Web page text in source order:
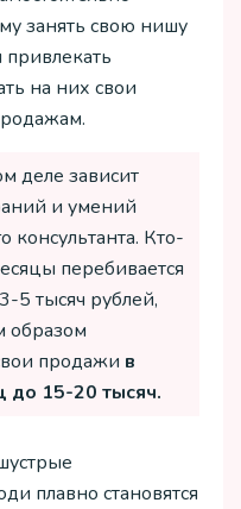
занять свою нишу
привлекать
на них свои
деле зависит
и умений
консультанта. Кто-
перебивается
5 тысяч рублей,
образом
продажи в
до 15-20 тысяч.
плавно становятся